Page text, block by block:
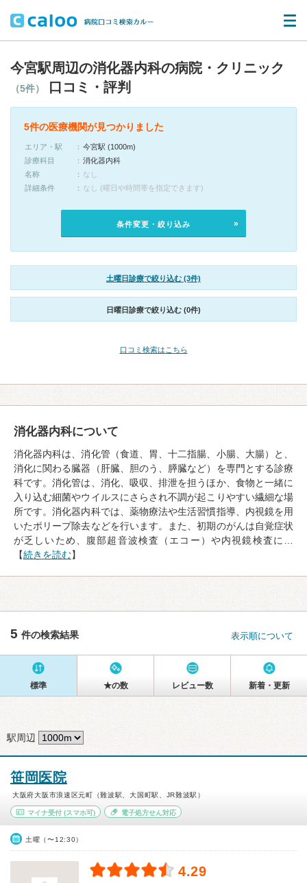
今宮駅周辺の消化器内科の病院・クリニック
（5件） 口コミ・評判
5件の医療機関が見つかりました
エリア・駅
今宮駅 (1000m)
診療科目
消化器内科
名称
なし
詳細条件
なし (曜日や時間帯を指定できます)
条件変更・絞り込み
土曜日診療で絞り込む (3件)
日曜日診療で絞り込む (0件)
口コミ検索はこちら
消化器内科について
消化器内科は、消化管（食道、胃、十二指腸、小腸、大腸）と、
消化に関わる臓器（肝臓、胆のう、膵臓など）を専門とする診療
科です。消化管は、消化、吸収、排泄を担うほか、食物と一緒に
入り込む細菌やウイルスにさらされ不調が起こりやすい繊細な場
所です。消化器内科では、薬物療法や生活習慣指導、内視鏡を用
いたポリープ除去などを行います。また、初期のがんは自覚症状
が乏しいため、腹部超音波検査（エコー）や内視鏡検査に…
【続きを読む】
5 件の検索結果 表示順について
標準 ★の数 レビュー数 新着・更新
駅周辺
笹岡医院
大阪府大阪市浪速区元町（難波駅、大国町駅、JR難波駅）
マイナ受付 (スマホ可) 電子処方せん対応
土曜（〜12:30）
4.29